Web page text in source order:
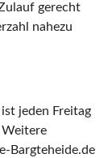
gerecht
nahezu
jeden Freitag
Bargteheide.de